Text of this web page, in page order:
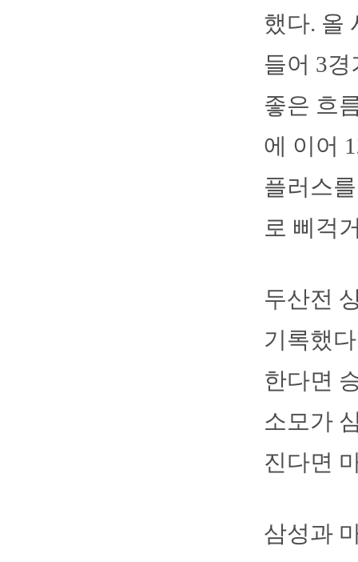
했다. 올
들어 3
좋은 흐
에 이어
플러스
로 삐걱
두산전
기록했
한다면
소모가
진다면
삼성과